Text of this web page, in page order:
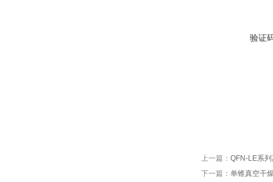
验证
上一篇： QFN-LE系
下一篇： 单锥真空干